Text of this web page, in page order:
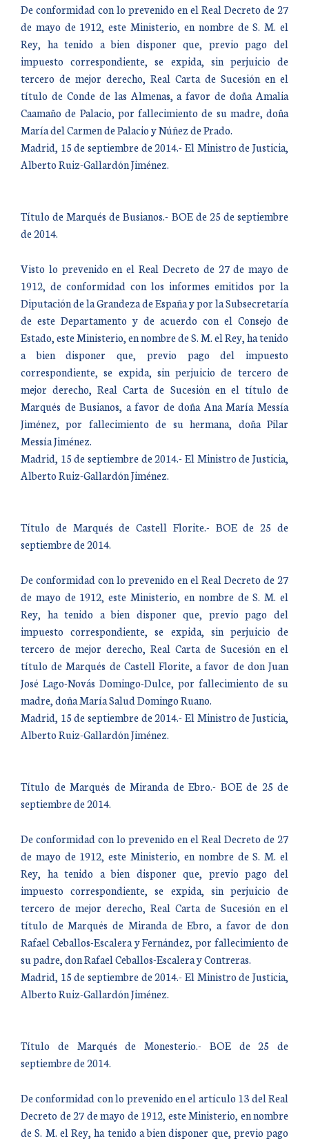
De conformidad con lo prevenido en el Real Decreto de 27
de mayo de 1912, este Ministerio, en nombre de S. M. el
Rey, ha tenido a bien disponer que, previo pago del
impuesto correspondiente, se expida, sin perjuicio de
tercero de mejor derecho, Real Carta de Sucesión en el
título de Conde de las Almenas, a favor de doña Amalia
Caamaño de Palacio, por fallecimiento de su madre, doña
María del Carmen de Palacio y Núñez de Prado.
Madrid, 15 de septiembre de 2014.- El Ministro de Justicia,
Alberto Ruiz-Gallardón Jiménez.
Título de Marqués de Busianos.- BOE de 25 de septiembre
de 2014.
Visto lo prevenido en el Real Decreto de 27 de mayo de
1912, de conformidad con los informes emitidos por la
Diputación de la Grandeza de España y por la Subsecretaría
de este Departamento y de acuerdo con el Consejo de
Estado, este Ministerio, en nombre de S. M. el Rey, ha tenido
a bien disponer que, previo pago del impuesto
correspondiente, se expida, sin perjuicio de tercero de
mejor derecho, Real Carta de Sucesión en el título de
Marqués de Busianos, a favor de doña Ana María Messía
Jiménez, por fallecimiento de su hermana, doña Pilar
Messía Jiménez.
Madrid, 15 de septiembre de 2014.- El Ministro de Justicia,
Alberto Ruiz-Gallardón Jiménez.
Título de Marqués de Castell Florite.- BOE de 25 de
septiembre de 2014.
De conformidad con lo prevenido en el Real Decreto de 27
de mayo de 1912, este Ministerio, en nombre de S. M. el
Rey, ha tenido a bien disponer que, previo pago del
impuesto correspondiente, se expida, sin perjuicio de
tercero de mejor derecho, Real Carta de Sucesión en el
título de Marqués de Castell Florite, a favor de don Juan
José Lago-Novás Domingo-Dulce, por fallecimiento de su
madre, doña María Salud Domingo Ruano.
Madrid, 15 de septiembre de 2014.- El Ministro de Justicia,
Alberto Ruiz-Gallardón Jiménez.
Título de Marqués de Miranda de Ebro.- BOE de 25 de
septiembre de 2014.
De conformidad con lo prevenido en el Real Decreto de 27
de mayo de 1912, este Ministerio, en nombre de S. M. el
Rey, ha tenido a bien disponer que, previo pago del
impuesto correspondiente, se expida, sin perjuicio de
tercero de mejor derecho, Real Carta de Sucesión en el
título de Marqués de Miranda de Ebro, a favor de don
Rafael Ceballos-Escalera y Fernández, por fallecimiento de
su padre, don Rafael Ceballos-Escalera y Contreras.
Madrid, 15 de septiembre de 2014.- El Ministro de Justicia,
Alberto Ruiz-Gallardón Jiménez.
Título de Marqués de Monesterio.- BOE de 25 de
septiembre de 2014.
De conformidad con lo prevenido en el artículo 13 del Real
Decreto de 27 de mayo de 1912, este Ministerio, en nombre
de S. M. el Rey, ha tenido a bien disponer que, previo pago